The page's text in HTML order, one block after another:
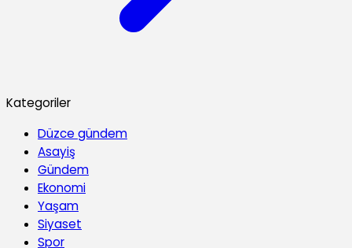
Kategoriler
Düzce gündem
Asayiş
Gündem
Ekonomi
Yaşam
Siyaset
Spor